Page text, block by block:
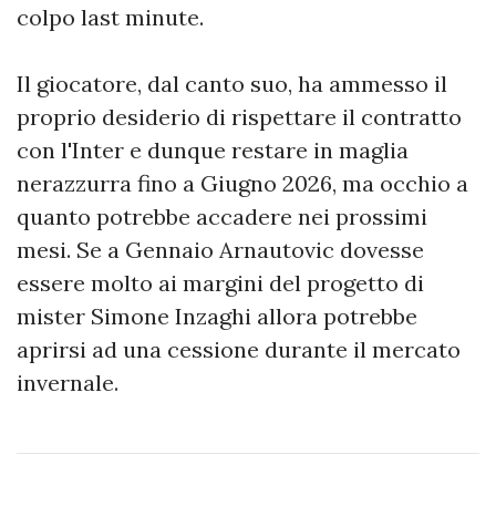
colpo last minute.
Il giocatore, dal canto suo, ha ammesso il
proprio desiderio di rispettare il contratto
con l'Inter e dunque restare in maglia
nerazzurra fino a Giugno 2026, ma occhio a
quanto potrebbe accadere nei prossimi
mesi. Se a Gennaio Arnautovic dovesse
essere molto ai margini del progetto di
mister Simone Inzaghi allora potrebbe
aprirsi ad una cessione durante il mercato
invernale.